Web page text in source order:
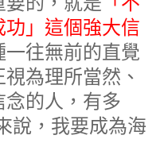
」這個強大信
一往無前的直覺
為理所當然、
的人，有多
說，我要成為海